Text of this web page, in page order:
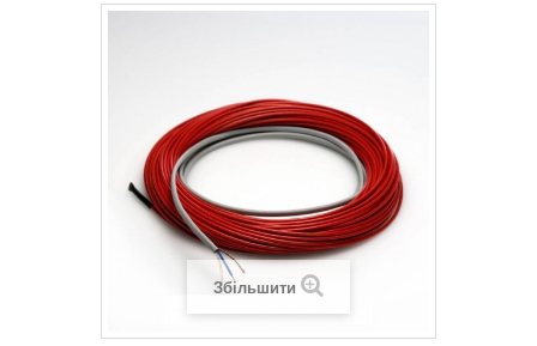
Збільшити